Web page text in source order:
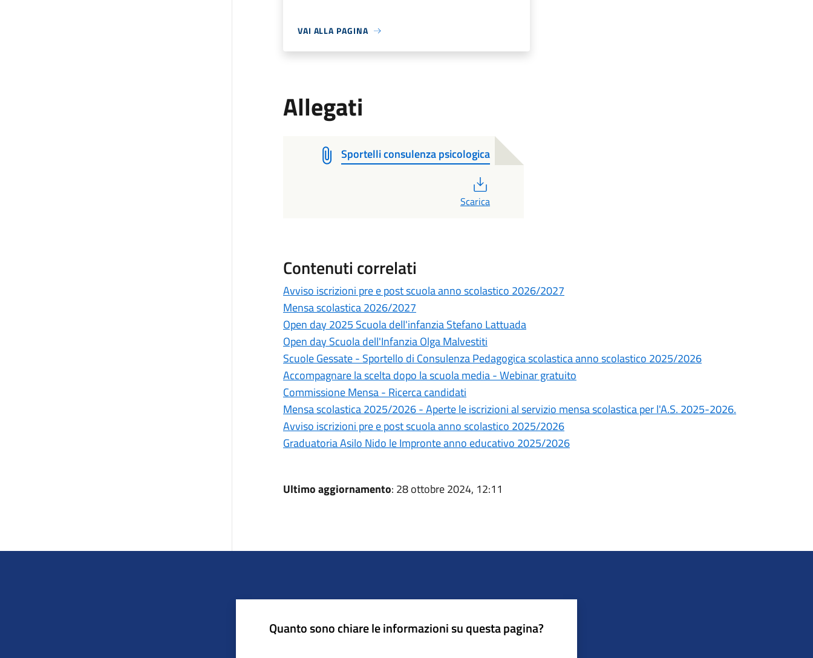
VAI ALLA PAGINA
Allegati
Sportelli consulenza psicologica
Scarica
Contenuti correlati
Avviso iscrizioni pre e post scuola anno scolastico 2026/2027
Mensa scolastica 2026/2027
Open day 2025 Scuola dell'infanzia Stefano Lattuada
Open day Scuola dell'Infanzia Olga Malvestiti
Scuole Gessate - Sportello di Consulenza Pedagogica scolastica anno scolastico 2025/2026
Accompagnare la scelta dopo la scuola media - Webinar gratuito
Commissione Mensa - Ricerca candidati
Mensa scolastica 2025/2026 - Aperte le iscrizioni al servizio mensa scolastica per l'A.S. 2025-2026.
Avviso iscrizioni pre e post scuola anno scolastico 2025/2026
Graduatoria Asilo Nido le Impronte anno educativo 2025/2026
Ultimo aggiornamento: 28 ottobre 2024, 12:11
Quanto sono chiare le informazioni su questa pagina?